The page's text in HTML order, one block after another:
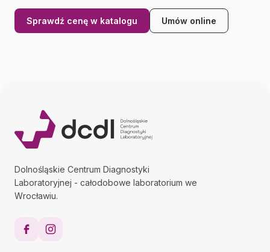
Sprawdź cenę w katalogu Umów online
Dolnośląskie Centrum Diagnostyki
Laboratoryjnej - całodobowe laboratorium we
Wrocławiu.